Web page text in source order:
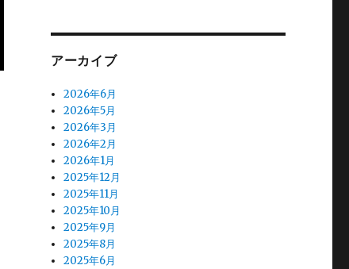
アーカイブ
2026年6月
2026年5月
2026年3月
2026年2月
2026年1月
2025年12月
2025年11月
2025年10月
2025年9月
2025年8月
2025年6月